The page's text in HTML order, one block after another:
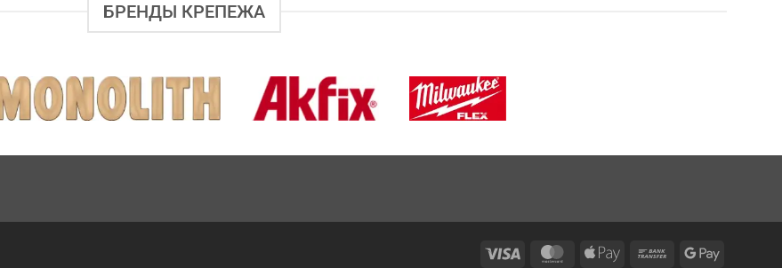
БРЕНДЫ КРЕПЕЖА
Visa MasterCardApple
Bank
Google